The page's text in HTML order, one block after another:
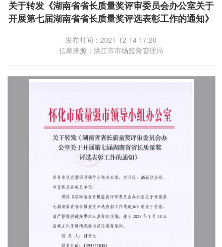
关于转发《湖南省省长质量奖评审委员会办公室关于
开展第七届湖南省省长质量奖评选表彰工作的通知》
发布时间：2021-12-14 17:20
信息来源：洪江市市场监督管理局